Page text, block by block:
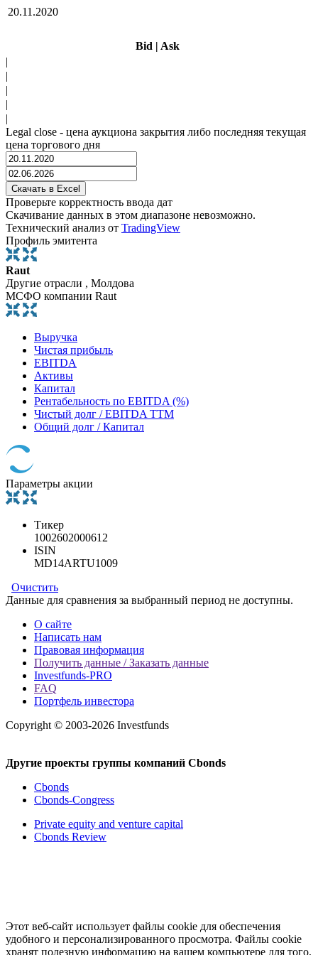
20.11.2020
Bid | Ask
|
|
|
|
|
Legal close - цена аукциона закрытия либо последняя текущая
цена торгового дня
Проверьте корректность ввода дат
Скачивание данных в этом диапазоне невозможно.
Технический анализ от TradingView
Профиль эмитента
Raut
Другие отрасли , Молдова
МСФО компании Raut
Выручка
Чистая прибыль
EBITDA
Активы
Капитал
Рентабельность по EBITDA (%)
Чистый долг / EBITDA TTM
Общий долг / Капитал
Параметры акции
Тикер
1002602000612
ISIN
MD14ARTU1009
Очистить
Данные для сравнения за выбранный период не доступны.
О сайте
Написать нам
Правовая информация
Получить данные / Заказать данные
Investfunds-PRO
FAQ
Портфель инвестора
Copyright © 2003-2026 Investfunds
Другие проекты группы компаний Cbonds
Cbonds
Cbonds-Congress
Private equity and venture capital
Cbonds Review
Этот веб-сайт использует файлы cookie для обеспечения
удобного и персонализированного просмотра. Файлы cookie
хранят полезную информацию на вашем компьютере для того,